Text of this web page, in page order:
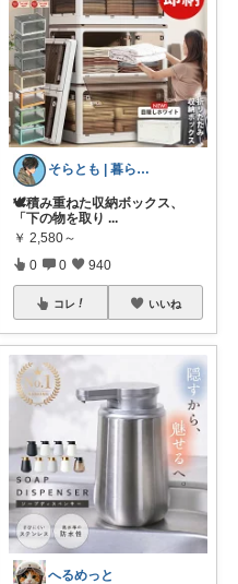
そらとも | 暮らしItem🕊️朝コレ
🕊️積み重ねた収納ボックス、
「下の物を取り ...
￥ 2,580～
0 0 940
コレ いいね
へるめっと